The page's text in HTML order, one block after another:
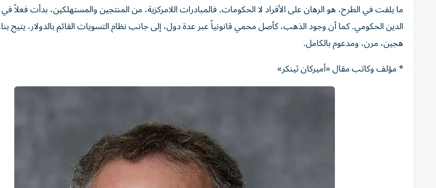
ما يلفت في الطرح، هو الرهان على الأفراد لا الحكومات. فالمبادرات اللامركزية، من المنتجين والمستهلكين، بدأت فعلاً
الدين الحكومي. كما أن وجود الذهب، كأصل محمي قانونياً عبر عدة دول، إلى جانب نظام التسويات القائم بالدولار، يتيح
هجين، مرن، ومدعوم بالكامل.
* مؤلف وكاتب مقال «أميركان ثينكر»